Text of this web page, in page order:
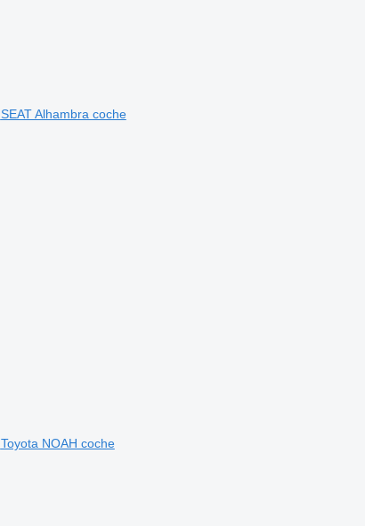
SEAT Alhambra coche
Toyota NOAH coche